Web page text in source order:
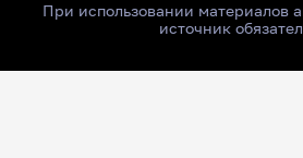
При использовании материалов
источник